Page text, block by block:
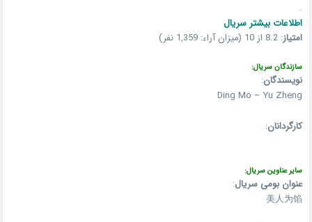
.
اطلاعات بیشتر سریال
امتیاز:8.2 از 10 (میزان آراء: 1,359 نفر)
سازندگان سریال:
نویسندگان:
Ding Mo – Yu Zheng
کارگردانان:
سایر عناوین سریال:
عنوان بومی سریال:
美人为馅